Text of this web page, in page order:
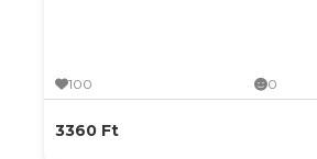
100 0
3360 Ft